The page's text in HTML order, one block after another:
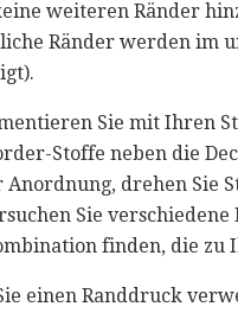
weiteren Ränder
Ränder werden im
Sie mit Ihren
Stoffe neben die
Anordnung, drehen Sie
Sie verschiedene
finden, die zu
einen Randdruck